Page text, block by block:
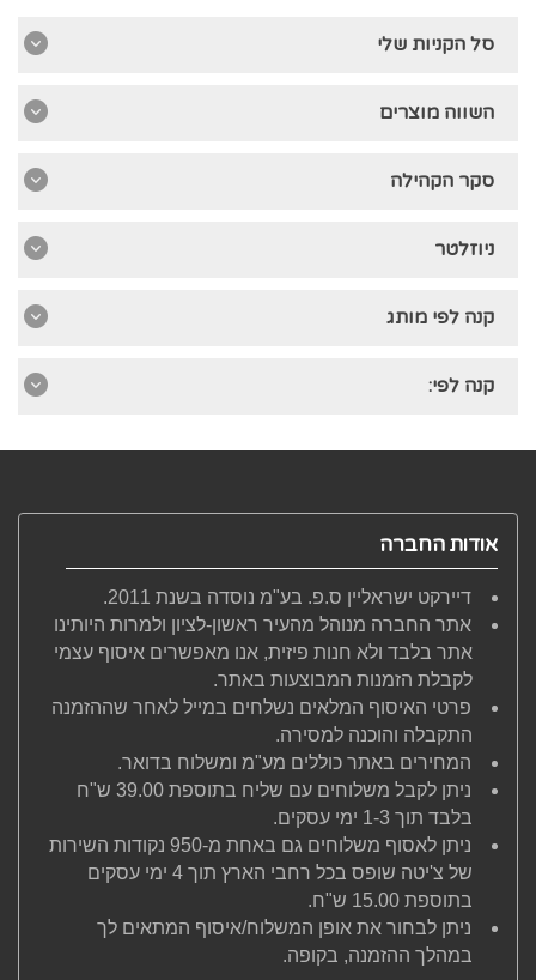
סל הקניות שלי
השווה מוצרים
סקר הקהילה
ניוזלטר
קנה לפי מותג
קנה לפי:
אודות החברה
דיירקט ישראליין ס.פ. בע"מ נוסדה בשנת 2011.
אתר החברה מנוהל מהעיר ראשון-לציון ולמרות היותינו
אתר בלבד ולא חנות פיזית, אנו מאפשרים איסוף עצמי
לקבלת הזמנות המבוצעות באתר.
פרטי האיסוף המלאים נשלחים במייל לאחר שההזמנה
התקבלה והוכנה למסירה.
המחירים באתר כוללים מע"מ ומשלוח בדואר.
ניתן לקבל משלוחים עם שליח בתוספת 39.00 ש"ח
בלבד תוך 1-3 ימי עסקים.
ניתן לאסוף משלוחים גם באחת מ-950 נקודות השירות
של צ'יטה שופס בכל רחבי הארץ תוך 4 ימי עסקים
בתוספת 15.00 ש"ח.
ניתן לבחור את אופן המשלוח/איסוף המתאים לך
במהלך ההזמנה, בקופה.